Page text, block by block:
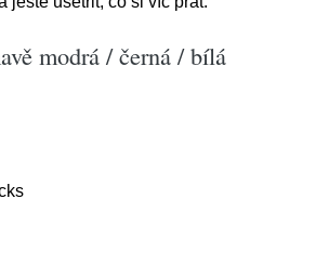
modrá / černá / bílá